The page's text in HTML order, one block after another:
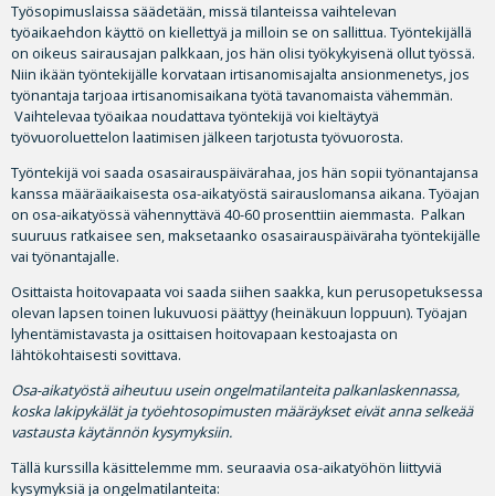
Työsopimuslaissa säädetään, missä tilanteissa vaihtelevan
työaikaehdon käyttö on kiellettyä ja milloin se on sallittua. Työntekijällä
on oikeus sairausajan palkkaan, jos hän olisi työkykyisenä ollut työssä.
Niin ikään työntekijälle korvataan irtisanomisajalta ansionmenetys, jos
työnantaja tarjoaa irtisanomisaikana työtä tavanomaista vähemmän.
Vaihtelevaa työaikaa noudattava työntekijä voi kieltäytyä
työvuoroluettelon laatimisen jälkeen tarjotusta työvuorosta.
Työntekijä voi saada osasairauspäivärahaa, jos hän sopii työnantajansa
kanssa määräaikaisesta osa-aikatyöstä sairauslomansa aikana. Työajan
on osa-aikatyössä vähennyttävä 40-60 prosenttiin aiemmasta. Palkan
suuruus ratkaisee sen, maksetaanko osasairauspäiväraha työntekijälle
vai työnantajalle.
Osittaista hoitovapaata voi saada siihen saakka, kun perusopetuksessa
olevan lapsen toinen lukuvuosi päättyy (heinäkuun loppuun). Työajan
lyhentämistavasta ja osittaisen hoitovapaan kestoajasta on
lähtökohtaisesti sovittava.
Osa-aikatyöstä aiheutuu usein ongelmatilanteita palkanlaskennassa,
koska lakipykälät ja työehtosopimusten määräykset eivät anna selkeää
vastausta käytännön kysymyksiin.
Tällä kurssilla käsittelemme mm. seuraavia osa-aikatyöhön liittyviä
kysymyksiä ja ongelmatilanteita: